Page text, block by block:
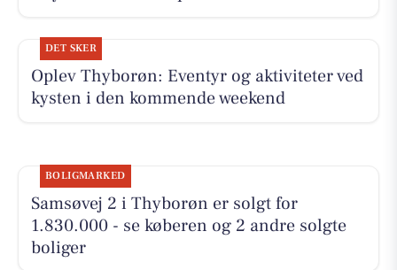
DET SKER
Oplev Thyborøn: Eventyr og aktiviteter ved
kysten i den kommende weekend
BOLIGMARKED
Samsøvej 2 i Thyborøn er solgt for
1.830.000 - se køberen og 2 andre solgte
boliger